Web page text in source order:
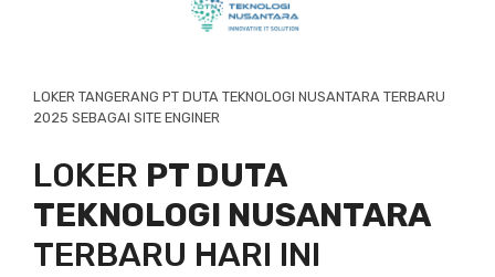
LOKER TANGERANG PT DUTA TEKNOLOGI NUSANTARA TERBARU
2025 SEBAGAI SITE ENGINER
LOKER PT DUTA
TEKNOLOGI NUSANTARA
TERBARU HARI INI